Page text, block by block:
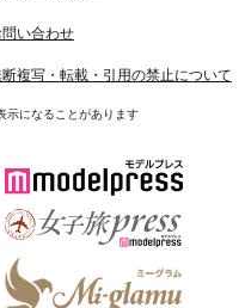
い合わせ
複写・転載・引用の禁止について
示になることがあります